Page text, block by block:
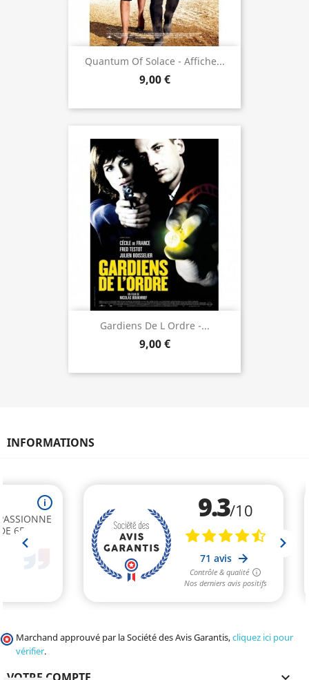
Quantum Of Solace - Affiche...
9,00 €
Gardiens De L Ordre -...
9,00 €
INFORMATIONS
Marchand approuvé par la Société des Avis Garantis,cliquez ici pour
vérifier.